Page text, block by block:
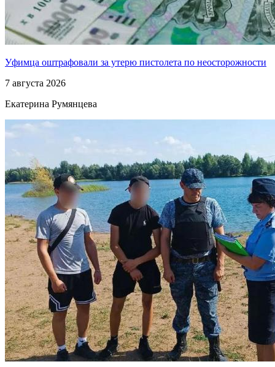
Уфимца оштрафовали за утерю пистолета по неосторожности
7 августа 2026
Екатерина Румянцева